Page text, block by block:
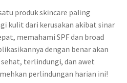
produk skincare paling
kulit dari kerusakan akibat sinar
memahami SPF dan broad
dengan benar akan
terlindungi, dan awet
perlindungan harian ini!